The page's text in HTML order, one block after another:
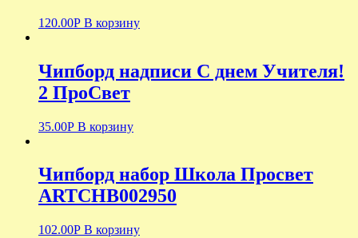
120.00Р В корзину
Чипборд надписи С днем Учителя!
2 ПроСвет
35.00Р В корзину
Чипборд набор Школа Просвет
ARTCHB002950
102.00Р В корзину